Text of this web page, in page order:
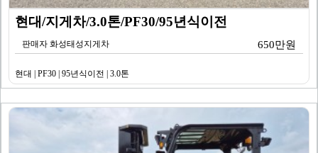
현대/지게차/3.0톤/PF30/95년식이전
판매자 화성태성지게차 650만원
현대 | PF30 | 95년식이전 | 3.0톤